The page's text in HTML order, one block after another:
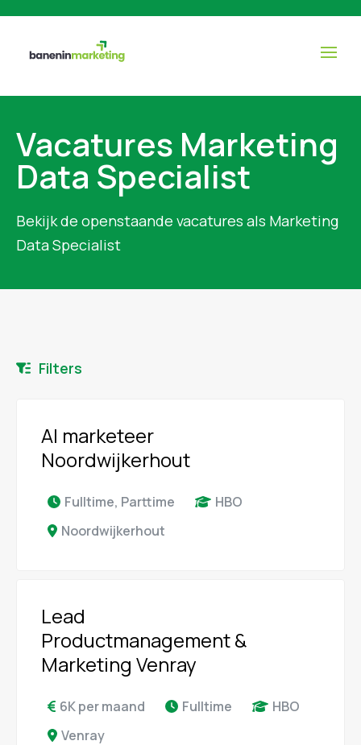
Vacatures Marketing
Data Specialist
Bekijk de openstaande vacatures als Marketing
Data Specialist
Filters
AI marketeer
Noordwijkerhout
Fulltime, Parttime
HBO
Noordwijkerhout
Lead
Productmanagement &
Marketing Venray
6K per maand Fulltime
HBO
Venray